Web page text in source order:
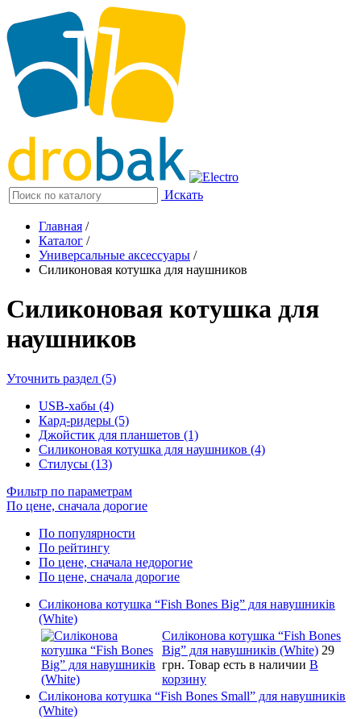
Искать
Главная /
Каталог /
Универсальные аксессуары /
Силиконовая котушка для наушников
Силиконовая котушка для
наушников
Уточнить раздел (5)
USB-хабы (4)
Кард-ридеры (5)
Джойстик для планшетов (1)
Силиконовая котушка для наушников (4)
Стилусы (13)
Фильтр по параметрам
По цене, сначала дорогие
По популярности
По рейтингу
По цене, сначала недорогие
По цене, сначала дорогие
Силіконова котушка “Fish Bones Big” для навушників
(White)
Силіконова котушка “Fish Bones
Big” для навушників (White) 29
грн. Товар есть в наличии В
корзину
Силіконова котушка “Fish Bones Small” для навушників
(White)